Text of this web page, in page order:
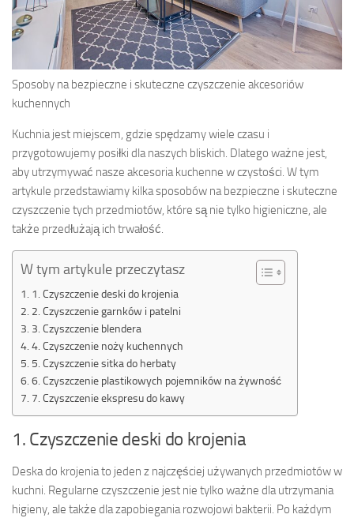
Sposoby na bezpieczne i skuteczne czyszczenie akcesoriów
kuchennych
Kuchnia jest miejscem, gdzie spędzamy wiele czasu i
przygotowujemy posiłki dla naszych bliskich. Dlatego ważne jest,
aby utrzymywać nasze akcesoria kuchenne w czystości. W tym
artykule przedstawiamy kilka sposobów na bezpieczne i skuteczne
czyszczenie tych przedmiotów, które są nie tylko higieniczne, ale
także przedłużają ich trwałość.
W tym artykule przeczytasz
1. Czyszczenie deski do krojenia
2. Czyszczenie garnków i patelni
3. Czyszczenie blendera
4. Czyszczenie noży kuchennych
5. Czyszczenie sitka do herbaty
6. Czyszczenie plastikowych pojemników na żywność
7. Czyszczenie ekspresu do kawy
1. Czyszczenie deski do krojenia
Deska do krojenia to jeden z najczęściej używanych przedmiotów w
kuchni. Regularne czyszczenie jest nie tylko ważne dla utrzymania
higieny, ale także dla zapobiegania rozwojowi bakterii. Po każdym